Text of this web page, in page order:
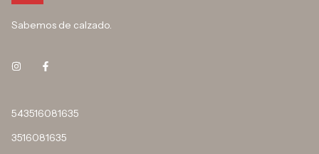
Sabemos de calzado.
543516081635
3516081635